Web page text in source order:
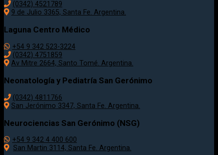
(0342) 4521789
9 de Julio 3365, Santa Fe. Argentina.
Laguna Centro Médico
+54 9 342 523-3224
(0342) 4751859
Av Mitre 2664, Santo Tomé. Argentina.
Neonatología y Pediatría San Gerónimo
(0342) 4811766
San Jerónimo 3347, Santa Fe. Argentina.
Neurociencias San Gerónimo (NSG)
+54 9 342 4 400 600
San Martin 3114, Santa Fe. Argentina.